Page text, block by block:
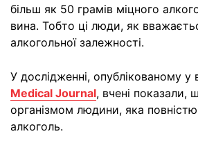
більш як 50 грамів міцного
вина. Тобто ці люди, як
алкогольної залежності.
У дослідженні, опублікованому у
Medical Journal, вчені показали,
організмом людини, яка
алкоголь.